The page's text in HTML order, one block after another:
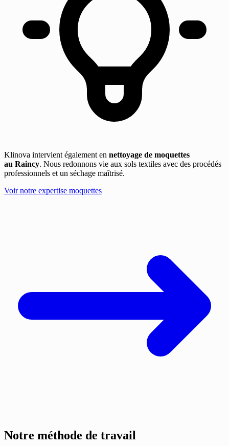
Klinova intervient également en nettoyage de moquettes
au Raincy. Nous redonnons vie aux sols textiles avec des procédés
professionnels et un séchage maîtrisé.
Voir notre expertise moquettes
Notre méthode de travail